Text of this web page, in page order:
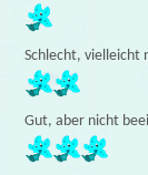
Schlecht, vielleicht
Gut, aber nicht